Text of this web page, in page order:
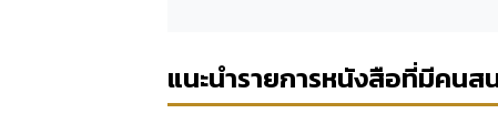
แนะนำรายการหนังสือที่มีคนส